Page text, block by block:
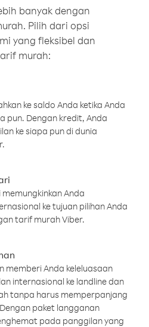
banyak dengan
Pilih dari opsi
yang fleksibel dan
murah:
ke saldo Anda ketika Anda
pun. Dengan kredit, Anda
ke siapa pun di dunia
Anda
ke tujuan pilihan Anda
tarif murah Viber.
memberi Anda keleluasaan
internasional ke landline dan
tanpa harus memperpanjang
paket langganan
pada panggilan yang